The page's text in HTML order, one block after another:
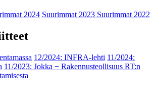
2024 Suurimmat 2023 Suurimmat 2022
12/2024: INFRA-lehti 11/2024:
11/2023: Jokka − Rakennusteollisuus RT:n